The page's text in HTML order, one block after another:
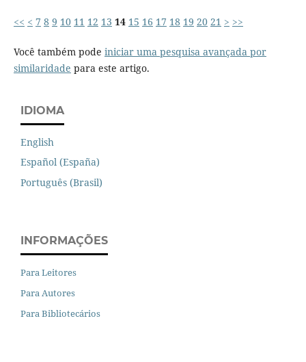
<< < 7 8 9 10 11 12 13 14 15 16 17 18 19 20 21 > >>
Você também pode iniciar uma pesquisa avançada por
similaridade para este artigo.
IDIOMA
English
Español (España)
Português (Brasil)
INFORMAÇÕES
Para Leitores
Para Autores
Para Bibliotecários